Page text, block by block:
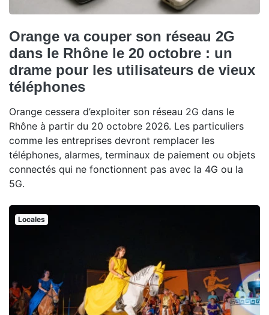
Orange va couper son réseau 2G
dans le Rhône le 20 octobre : un
drame pour les utilisateurs de vieux
téléphones
Orange cessera d’exploiter son réseau 2G dans le
Rhône à partir du 20 octobre 2026. Les particuliers
comme les entreprises devront remplacer les
téléphones, alarmes, terminaux de paiement ou objets
connectés qui ne fonctionnent pas avec la 4G ou la
5G.
Locales